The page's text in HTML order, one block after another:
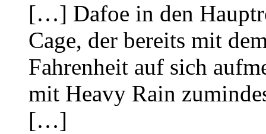
[…] Dafoe in den
Cage, der bereits mit
Fahrenheit auf sich
mit Heavy Rain
[…]